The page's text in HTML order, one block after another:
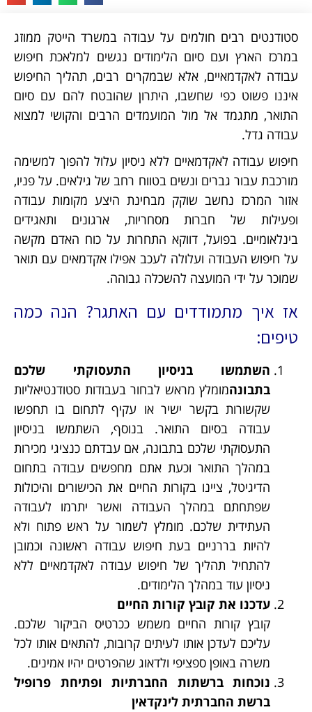
סטודנטים רבים חולמים על עבודה במשרד הייטק ממוזג
במרכז הארץ ועם סיום הלימודים נגשים למלאכת חיפוש
עבודה לאקדמאיים, אלא שבמקרים רבים, תהליך החיפוש
איננו פשוט כפי שחשבו, היתרון שהובטח להם עם סיום
התואר, מתגמד אל מול המועמדים הרבים והקושי למצוא
עבודה גדל.
חיפוש עבודה לאקדמאיים ללא ניסיון עלול להפוך למשימה
מורכבת עבור גברים ונשים בטווח רחב של גילאים. על פניו,
אזור המרכז נחשב שוקק מבחינת היצע מקומות עבודה
ופעילות של חברות מסחריות, ארגונים ותאגידים
בינלאומיים. בפועל, דווקא התחרות על כוח האדם מקשה
על חיפוש העבודה ועלולה לעכב אפילו אקדמאים עם תואר
שמוכר על ידי המועצה להשכלה גבוהה.
אז איך מתמודדים עם האתגר? הנה כמה
טיפים:
השתמשו בניסיון התעסוקתי שלכם
בתבונהמומלץ מראש לבחור בעבודות סטודנטיאליות
שקשורות בקשר ישיר או עקיף לתחום בו תחפשו
עבודה בסיום התואר. בנוסף, השתמשו בניסיון
התעסוקתי שלכם בתבונה, אם עבדתם כנציגי מכירות
במהלך התואר וכעת אתם מחפשים עבודה בתחום
הדיגיטל, ציינו בקורות החיים את הכישורים והיכולות
שפתחתם במהלך העבודה ואשר יתרמו לעבודה
העתידית שלכם. מומלץ לשמור על ראש פתוח ולא
להיות בררניים בעת חיפוש עבודה ראשונה וכמובן
להתחיל תהליך של חיפוש עבודה לאקדמאיים ללא
ניסיון עוד במהלך הלימודים.
עדכנו את קובץ קורות החיים
קובץ קורות החיים משמש ככרטיס הביקור שלכם.
עליכם לעדכן אותו לעיתים קרובות, להתאים אותו לכל
משרה באופן ספציפי ולדאוג שהפרטים יהיו אמינים.
נוכחות ברשתות החברתיות ופתיחת פרופיל
ברשת החברתית לינקדאין